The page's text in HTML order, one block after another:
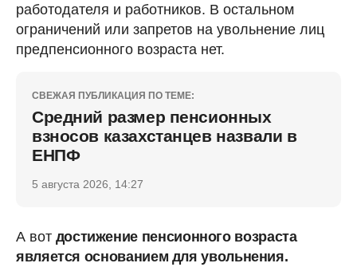
работодателя и работников. В остальном
ограничений или запретов на увольнение лиц
предпенсионного возраста нет.
СВЕЖАЯ ПУБЛИКАЦИЯ ПО ТЕМЕ:
Средний размер пенсионных
взносов казахстанцев назвали в
ЕНПФ
5 августа 2026, 14:27
А вот достижение пенсионного возраста
является основанием для увольнения.